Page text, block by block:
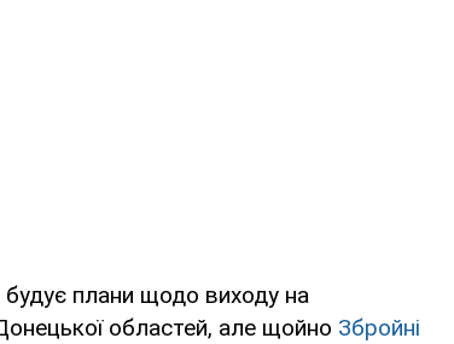
будує плани щодо виходу на
областей, але щойно Збройні